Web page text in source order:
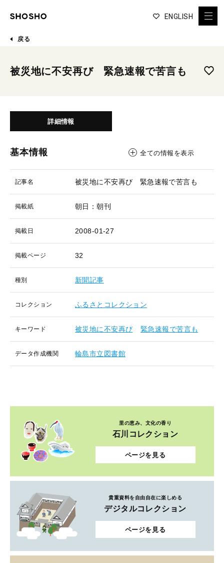
ENGLISH
戻る
被災地に不安再び 緊急速報で苦言も
詳細情報
基本情報 全ての情報を表示
記事名 被災地に不安再び 緊急速報で苦言も
掲載紙 朝日：朝刊
掲載日 2008-01-27
掲載ページ 32
種別 新聞記事
コレクション ふるさとコレクション
キーワード 被災地に不安再び 緊急速報で苦言も
データ作成機関 輪島市立図書館
里の恵み、文化の香り
石川コレクション
ページを見る
貴重資料を自由自在に楽しめる
デジタルコレクション
ページを見る